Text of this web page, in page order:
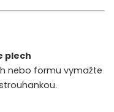
plech
nebo formu vymažte